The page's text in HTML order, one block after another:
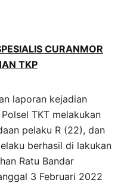
CURANMOR
TKP
laporan kejadian
TKT melakukan
pelaku R (22), dan
berhasil di lakukan
Ratu Bandar
3 Februari 2022